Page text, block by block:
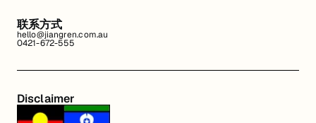
联系方式
hello@jiangren.com.au
0421-672-555
Disclaimer